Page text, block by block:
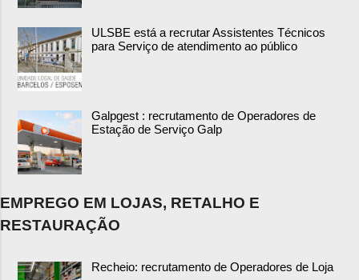
ULSBE está a recrutar Assistentes Técnicos
para Serviço de atendimento ao público
Galpgest : recrutamento de Operadores de
Estação de Serviço Galp
EMPREGO EM LOJAS, RETALHO E
RESTAURAÇÃO
Recheio: recrutamento de Operadores de Loja